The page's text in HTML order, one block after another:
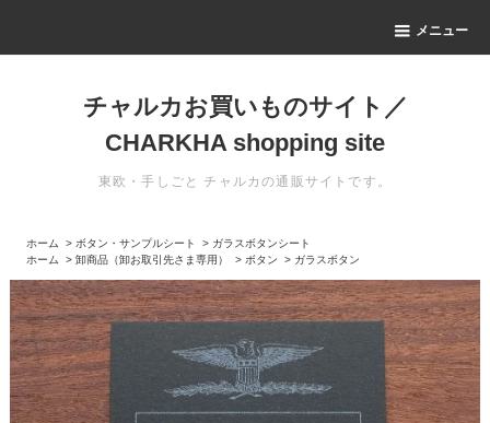
メニュー
チャルカお買いものサイト／
CHARKHA shopping site
東欧・手しごと チャルカの通販サイトです。
ホーム > ボタン・サンプルシート > ガラスボタンシート
ホーム
>卸商品（卸お取引先さま専用） > ボタン > ガラスボタン